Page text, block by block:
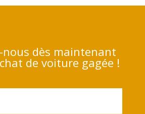
nous dès maintenant
de voiture gagée !